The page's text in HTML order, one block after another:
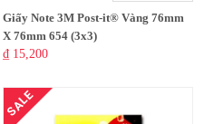
Giấy Note 3M Post-it® Vàng 76mm
X 76mm 654 (3x3)
₫ 15,200
SALE